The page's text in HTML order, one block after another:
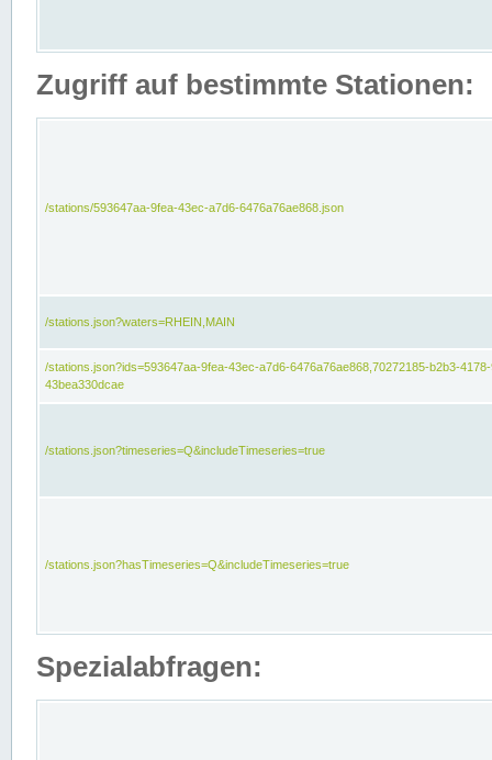
Zugriff auf bestimmte Stationen:
/stations/593647aa-9fea-43ec-a7d6-6476a76ae868.json
/stations.json?waters=RHEIN,MAIN
/stations.json?ids=593647aa-9fea-43ec-a7d6-6476a76ae868,70272185-b2b3-
43bea330dcae
/stations.json?timeseries=Q&includeTimeseries=true
/stations.json?hasTimeseries=Q&includeTimeseries=true
Spezialabfragen: